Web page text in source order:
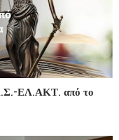
ΕΛ.ΑΚΤ. από το